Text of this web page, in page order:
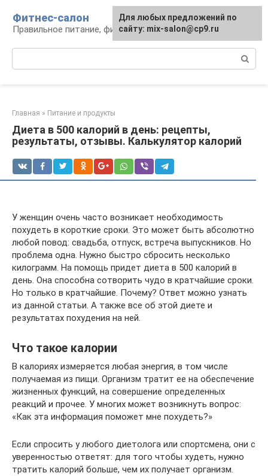
контенту
Фитнес-салон
Правильное питание, фитнес, образ жизни
Главная » Питание и продукты
Диета в 500 калорий в день: рецепты,
результаты, отзывы. Калькулятор калорий
У женщин очень часто возникает необходимость
похудеть в короткие сроки. Это может быть абсолютно
любой повод: свадьба, отпуск, встреча выпускников. Но
проблема одна. Нужно быстро сбросить несколько
килограмм. На помощь придет диета в 500 калорий в
день. Она способна сотворить чудо в кратчайшие сроки.
Но только в кратчайшие. Почему? Ответ можно узнать
из данной статьи. А также все об этой диете и
результатах похудения на ней.
Что такое калории
В калориях измеряется любая энергия, в том числе
получаемая из пищи. Организм тратит ее на обеспечение
жизненных функций, на совершение определенных
реакций и прочее. У многих может возникнуть вопрос:
«Как эта информация поможет мне похудеть?»
Если спросить у любого диетолога или спортсмена, они с
уверенностью ответят: для того чтобы худеть, нужно
тратить калорий больше, чем их получает организм.
Для любых предложений по
сайту: mix-salon@cp9.ru